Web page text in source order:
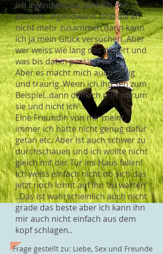
ich irgendwie klar,weil ich mir
einrede...Irgendwann sind die eh
nicht mehr zusammen,dann kann
ich ja mein Glück versuchen..Aber
wer weiss wie lang das dauert und
was bis dahin passiert ist.
Aber es macht mich auch fertig
und traurig..Wenn ich ihn seh zum
Beispiel..dann denkich mir 'warum
sie und nicht ich'..
Eine Freundin von mir meint
immer ich hätte nicht genug dafür
getan etc. Aber ist auch schwer zu
durchschauen und ich wollte nicht
gleich mit der Tür ins Haus fallen!
Ich weiss einfach nicht ob sich das
jetzt noch lohnt auf ihn 'zu warten'
..Das ist wahrscheinlich auch nicht
grade das beste aber ich kann ihn
mir auch nicht einfach aus dem
kopf schlagen..
Frage gestellt zu: Liebe, Sex und Freunde